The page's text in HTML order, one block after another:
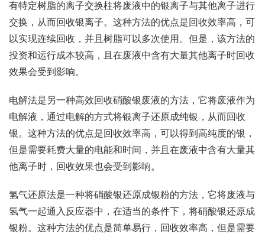
有特定树脂的离子交换柱将废液中的银离子与其他离子进行
交换，从而回收银离子。这种方法的优点是回收效率高，可
以实现连续回收，并且树脂可以多次使用。但是，该方法的
投资和运行成本较高，且在废液中含有大量其他离子时回收
效果会受到影响。
电解法是另一种高效回收硝酸银废液的方法，它将废液作为
电解液，通过电解的方式将银离子还原成纯银，从而回收
银。这种方法的优点是回收效率高，可以得到高纯度的银，
但是需要耗费大量的电能和时间，并且在废液中含有大量其
他离子时，回收效果也会受到影响。
氢气还原法是一种将硝酸银还原成银粉的方法，它将废液与
氢气一起通入反应器中，在适当的条件下，将硝酸银还原成
银粉。这种方法的优点是简单易行，回收效率高，但是需要